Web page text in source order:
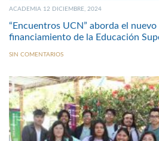
ACADEMIA 12 DICIEMBRE, 2024
“Encuentros UCN” aborda el nuevo
financiamiento de la Educación
SIN COMENTARIOS